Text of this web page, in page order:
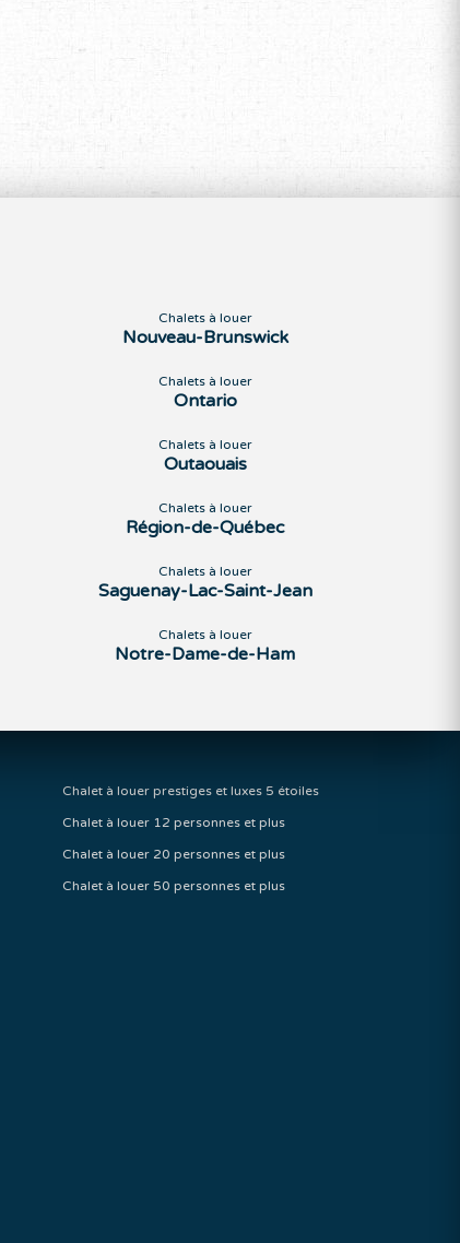
Chalets à louer
Nouveau-Brunswick
Chalets à louer
Ontario
Chalets à louer
Outaouais
Chalets à louer
Région-de-Québec
Chalets à louer
Saguenay-Lac-Saint-Jean
Chalets à louer
Notre-Dame-de-Ham
Chalet à louer prestiges et luxes 5 étoiles
Chalet à louer 12 personnes et plus
Chalet à louer 20 personnes et plus
Chalet à louer 50 personnes et plus